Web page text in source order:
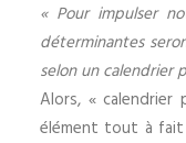
« Pour impulser
déterminantes
selon un calendrier
Alors, « calendrier
élément tout à fait